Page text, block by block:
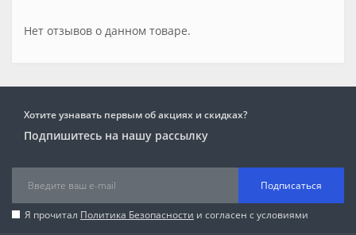
Нет отзывов о данном товаре.
Хотите узнавать первым об акциях и скидках?
Подпишитесь на нашу рассылку
Подписаться
Я прочитал Политика Безопасности и согласен с условиями